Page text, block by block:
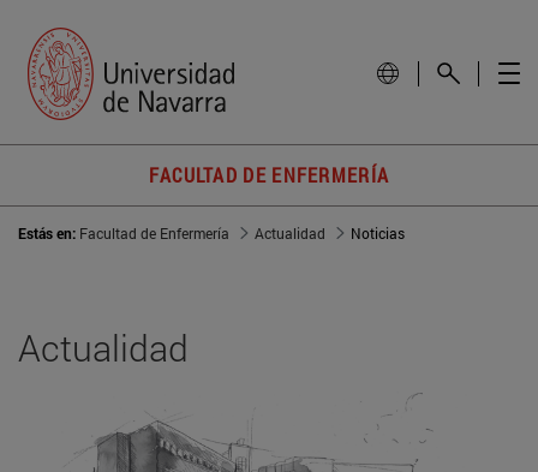
FACULTAD DE ENFERMERÍA
Estás en: Facultad de Enfermería Actualidad Noticias
Actualidad